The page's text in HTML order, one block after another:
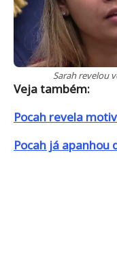
Sarah revelou
Veja também:
Pocah revela
Pocah já apanhou